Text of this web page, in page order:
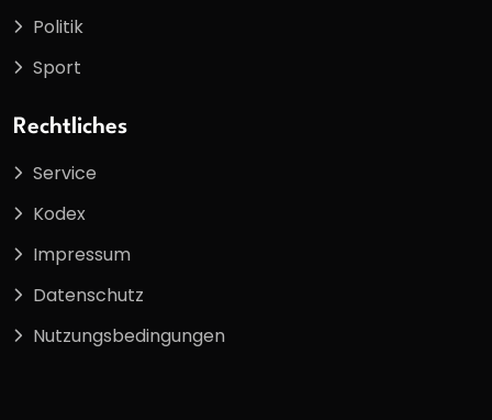
Politik
Sport
Rechtliches
Service
Kodex
Impressum
Datenschutz
Nutzungsbedingungen